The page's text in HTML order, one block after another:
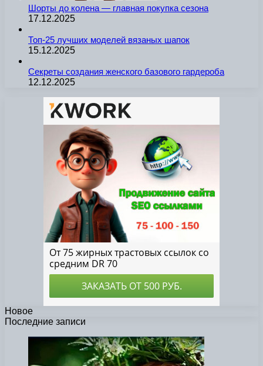
Шорты до колена — главная покупка сезона
17.12.2025
Топ-25 лучших моделей вязаных шапок
15.12.2025
Секреты создания женского базового гардероба
12.12.2025
Новое
Последние записи